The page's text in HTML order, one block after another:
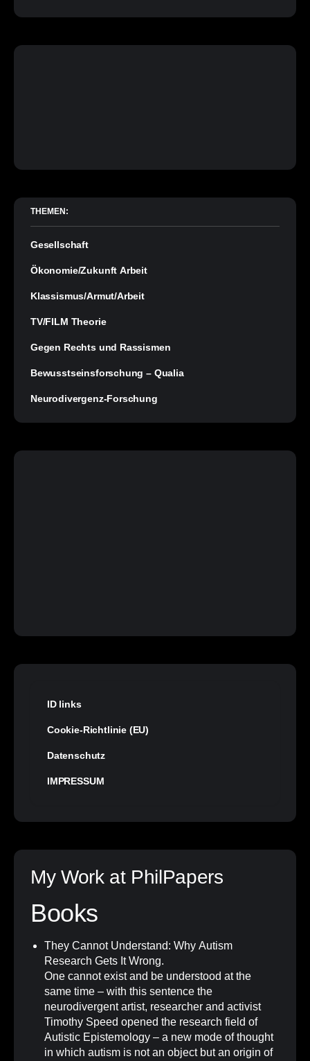
THEMEN:
Gesellschaft
Ökonomie/Zukunft Arbeit
Klassismus/Armut/Arbeit
TV/FILM Theorie
Gegen Rechts und Rassismen
Bewusstseinsforschung – Qualia
Neurodivergenz-Forschung
ID links
Cookie-Richtlinie (EU)
Datenschutz
IMPRESSUM
My Work at PhilPapers
Books
They Cannot Understand: Why Autism
Research Gets It Wrong.
One cannot exist and be understood at the
same time – with this sentence the
neurodivergent artist, researcher and activist
Timothy Speed opened the research field of
Autistic Epistemology – a new mode of thought
in which autism is not an object but an origin of